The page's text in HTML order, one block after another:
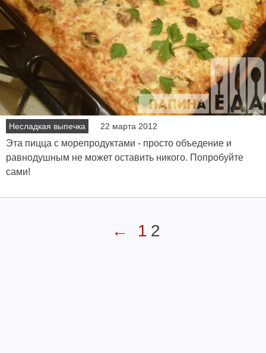
Несладкая выпечка 22 марта 2012
Эта пицца с морепродуктами - просто объедение и
равнодушным не может оставить никого. Попробуйте
сами!
← 1 2